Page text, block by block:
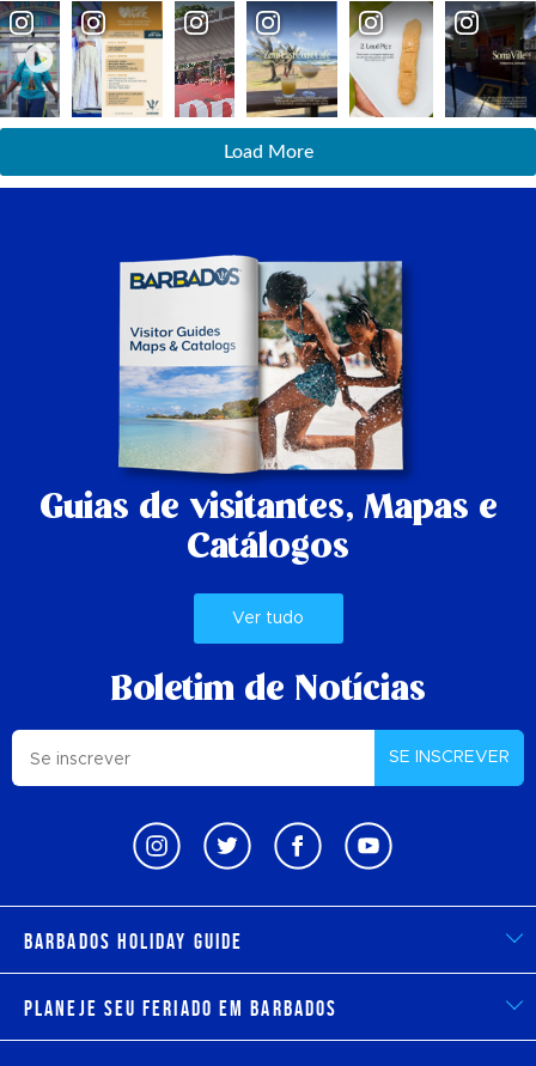
Load More
Guias de visitantes, Mapas e
Catálogos
Ver tudo
Boletim de Notícias
SE INSCREVER
Barbados Holiday Guide
Planeje seu feriado em Barbados